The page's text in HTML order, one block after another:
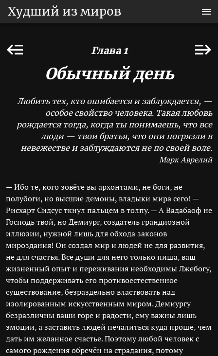
Худший из миров
Глава 1
Обычный день
Любить тех, кто ошибается и заблуждается, —
особое свойство человека. Такая любовь
рождается тогда, когда ты понимаешь, что все
люди — твои братья, что они погрязли в
невежестве и заблуждаются не по своей воле.
Марк Аврелий
— Ибо те, кого зовёте вы архонтами, не боги, не
полубоги, но высшие демоны, владыки мира сего! —
Рисхарт Сидсус ткнул пальцем в толпу. — А Вадабаоф не
Господь твой, но Демиург, создатель грандиозной
иллюзии, нужной лишь для обхода законов
мироздания! Он создал мир и людей не для развития,
не для счастья. Все души для него только пища, ваш
жизненный опыт и переживания необходимы Лжебогу,
чтобы поддерживать его противоестественное
существование, безраздельно властвовать над
изолированным искусственным миром. Демиургу
безразличны ваши горе и радости, ему важны лишь
эмоции, а заставить людей печалиться куда проще, чем
дать им желанное счастье. Поэтому любой человек с
самого рождения обречён на страдания, потому